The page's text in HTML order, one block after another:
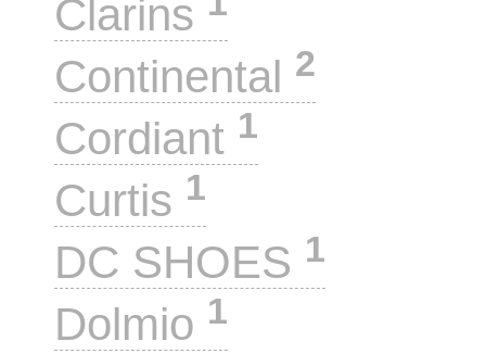
Clarins
Continental 2
Cordiant 1
Curtis 1
DC SHOES 1
Dolmio 1